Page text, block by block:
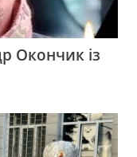
Окончик із